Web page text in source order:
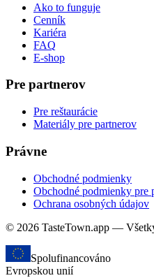
Ako to funguje
Cenník
Kariéra
FAQ
E-shop
Pre partnerov
Pre reštaurácie
Materiály pre partnerov
Právne
Obchodné podmienky
Obchodné podmienky pre
Ochrana osobných údajov
© 2026 TasteTown.app —
Spolufinancováno
Evropskou unií